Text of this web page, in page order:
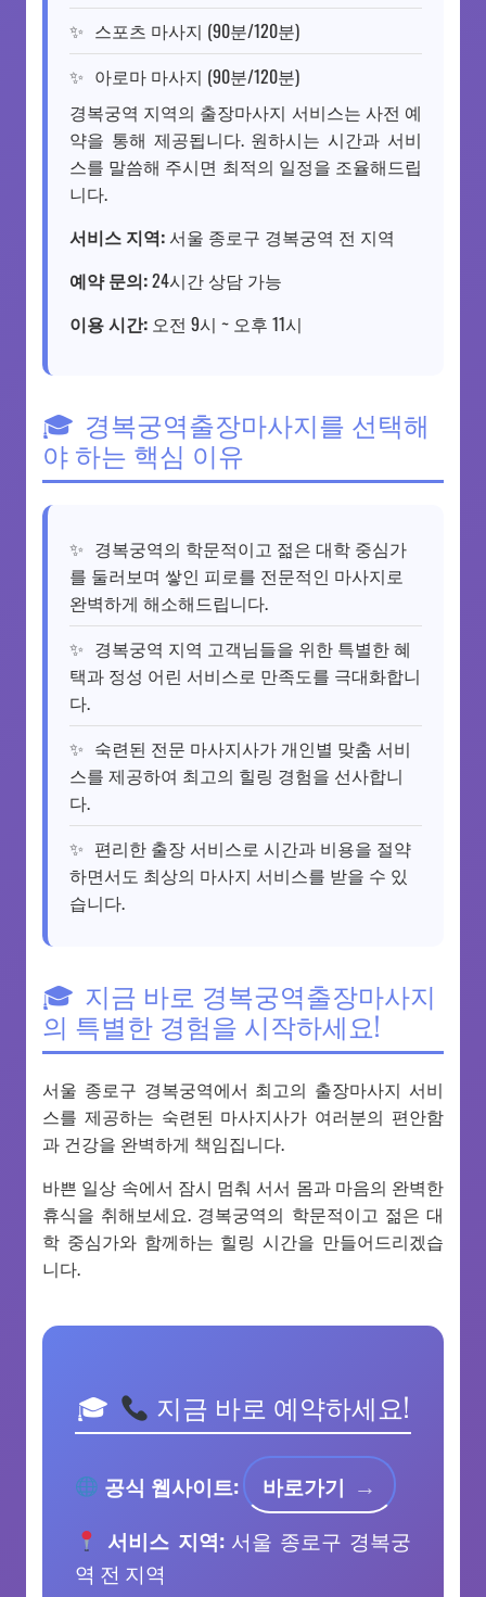
스포츠 마사지 (90분/120분)
아로마 마사지 (90분/120분)
경복궁역 지역의 출장마사지 서비스는 사전 예
약을 통해 제공됩니다. 원하시는 시간과 서비
스를 말씀해 주시면 최적의 일정을 조율해드립
니다.
서비스 지역:서울 종로구 경복궁역 전 지역
예약 문의:24시간 상담 가능
이용 시간: 오전 9시 ~ 오후 11시
경복궁역출장마사지를 선택해
야 하는 핵심 이유
경복궁역의 학문적이고 젊은 대학 중심가
를 둘러보며 쌓인 피로를 전문적인 마사지로
완벽하게 해소해드립니다.
경복궁역 지역 고객님들을 위한 특별한 혜
택과 정성 어린 서비스로 만족도를 극대화합니
다.
숙련된 전문 마사지사가 개인별 맞춤 서비
스를 제공하여 최고의 힐링 경험을 선사합니
다.
편리한 출장 서비스로 시간과 비용을 절약
하면서도 최상의 마사지 서비스를 받을 수 있
습니다.
지금 바로 경복궁역출장마사지
의 특별한 경험을 시작하세요!
서울 종로구 경복궁역에서 최고의 출장마사지 서비
스를 제공하는 숙련된 마사지사가 여러분의 편안함
과 건강을 완벽하게 책임집니다.
바쁜 일상 속에서 잠시 멈춰 서서 몸과 마음의 완벽한
휴식을 취해보세요. 경복궁역의 학문적이고 젊은 대
학 중심가와 함께하는 힐링 시간을 만들어드리겠습
니다.
지금 바로 예약하세요!
공식 웹사이트:
바로가기
서비스 지역:서울 종로구 경복궁
역 전 지역